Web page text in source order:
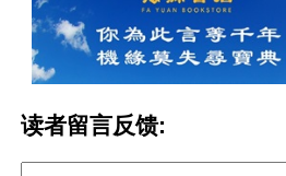
读者留言反馈: